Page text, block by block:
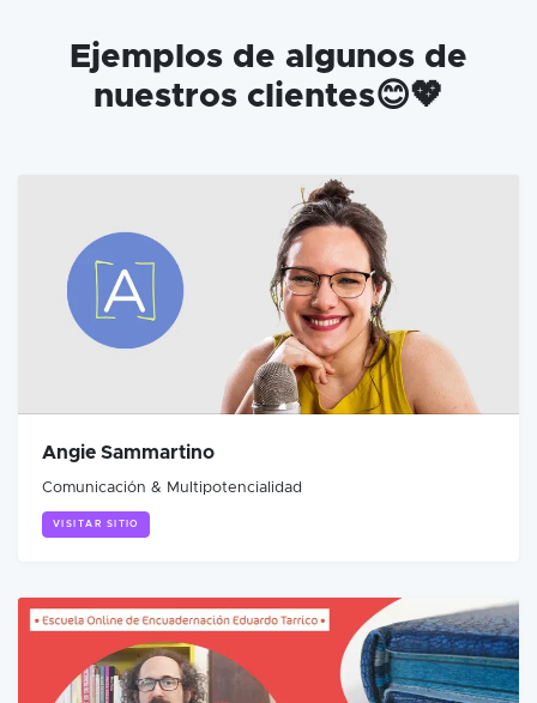
Ejemplos de algunos de
nuestros clientes😊💖
Angie Sammartino
Comunicación & Multipotencialidad
VISITAR SITIO